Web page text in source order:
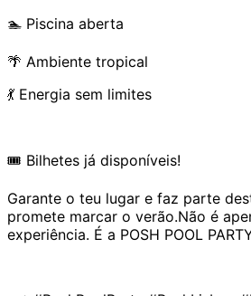
🏊 Piscina aberta
🌴 Ambiente tropical
💃 Energia sem limites
🎟️ Bilhetes já disponíveis!
Garante o teu lugar e faz parte
promete marcar o verão.Não é
experiência. É a POSH POOL